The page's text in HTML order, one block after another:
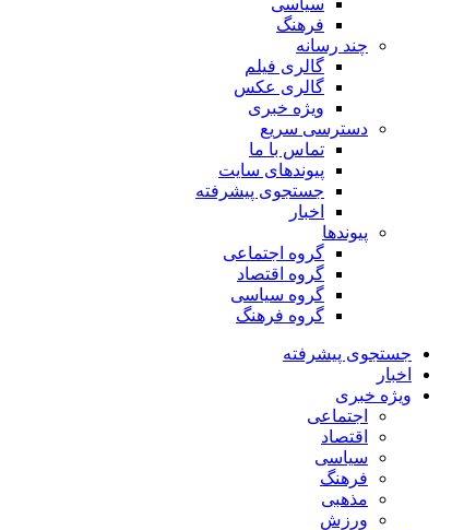
سیاسی
فرهنگ
چند رسانه
گالری فیلم
گالری عکس
ویژه خبری
دسترسی سریع
تماس با ما
پیوندهای سایت
جستجوی پیشرفته
اخبار
پیوندها
گروه اجتماعی
گروه اقتصاد
گروه سیاسی
گروه فرهنگ
جستجوی پیشرفته
اخبار
ویژه خبری
اجتماعی
اقتصاد
سیاسی
فرهنگ
مذهبی
ورزش